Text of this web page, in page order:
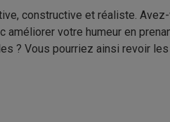
constructive et réaliste.
votre humeur en
? Vous pourriez ainsi revoir